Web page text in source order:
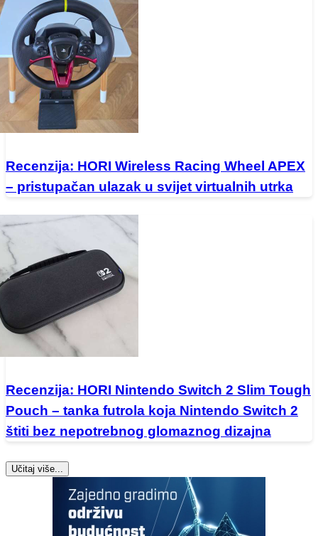
Recenzija: HORI Wireless Racing Wheel APEX
– pristupačan ulazak u svijet virtualnih utrka
Recenzija: HORI Nintendo Switch 2 Slim Tough
Pouch – tanka futrola koja Nintendo Switch 2
štiti bez nepotrebnog glomaznog dizajna
Učitaj više...